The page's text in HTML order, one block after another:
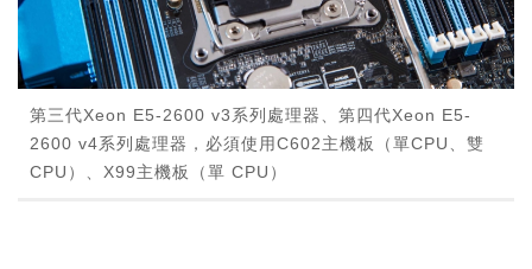
第三代Xeon E5-2600 v3系列處理器、第四代Xeon E5-
2600 v4系列處理器，必須使用C602主機板（單CPU、雙
CPU）、X99主機板（單 CPU）